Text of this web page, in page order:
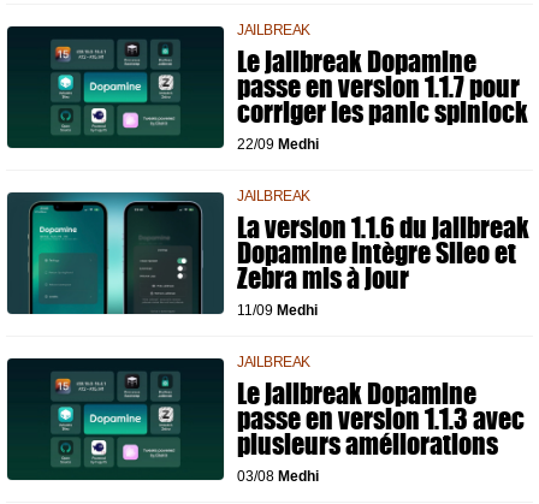
JAILBREAK
Le jailbreak Dopamine
passe en version 1.1.7 pour
corriger les panic spinlock
22/09 Medhi
JAILBREAK
La version 1.1.6 du jailbreak
Dopamine intègre Sileo et
Zebra mis à jour
11/09 Medhi
JAILBREAK
Le jailbreak Dopamine
passe en version 1.1.3 avec
plusieurs améliorations
03/08 Medhi